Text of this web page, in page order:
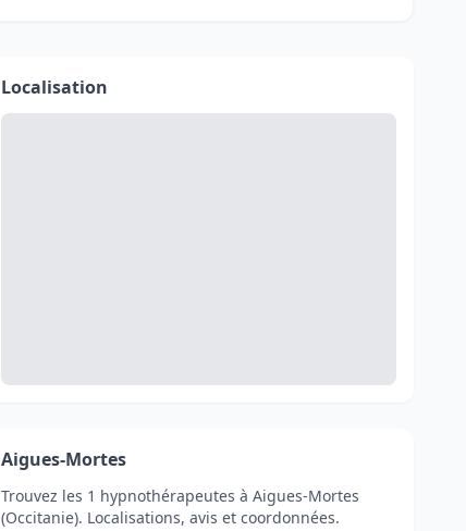
Localisation
Aigues-Mortes
Trouvez les 1 hypnothérapeutes à Aigues-Mortes
(Occitanie). Localisations, avis et coordonnées.